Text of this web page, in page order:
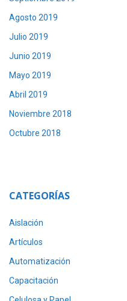
Agosto 2019
Julio 2019
Junio 2019
Mayo 2019
Abril 2019
Noviembre 2018
Octubre 2018
CATEGORÍAS
Aislación
Artículos
Automatización
Capacitación